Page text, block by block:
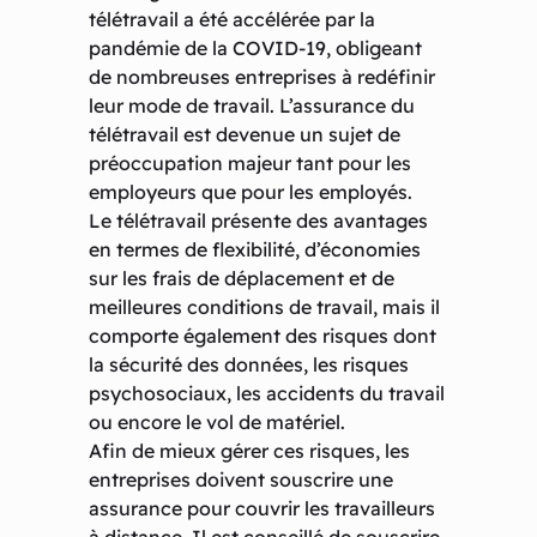
télétravail a été accélérée par la
pandémie de la COVID-19, obligeant
de nombreuses entreprises à redéfinir
leur mode de travail. L’assurance du
télétravail est devenue un sujet de
préoccupation majeur tant pour les
employeurs que pour les employés.
Le télétravail présente des avantages
en termes de flexibilité, d’économies
sur les frais de déplacement et de
meilleures conditions de travail, mais il
comporte également des risques dont
la sécurité des données, les risques
psychosociaux, les accidents du travail
ou encore le vol de matériel.
Afin de mieux gérer ces risques, les
entreprises doivent souscrire une
assurance pour couvrir les travailleurs